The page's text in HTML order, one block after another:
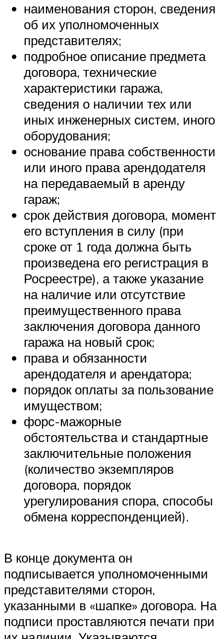
наименования сторон, сведения
об их уполномоченных
представителях;
подробное описание предмета
договора, технические
характеристики гаража,
сведения о наличии тех или
иных инженерных систем, иного
оборудования;
основание права собственности
или иного права арендодателя
на передаваемый в аренду
гараж;
срок действия договора, момент
его вступления в силу (при
сроке от 1 года должна быть
произведена его регистрация в
Росреестре), а также указание
на наличие или отсутствие
преимущественного права
заключения договора данного
гаража на новый срок;
права и обязанности
арендодателя и арендатора;
порядок оплаты за пользование
имуществом;
форс-мажорные
обстоятельства и стандартные
заключительные положения
(количество экземпляров
договора, порядок
урегулирования спора, способы
обмена корреспонденцией).
В конце документа он
подписывается уполномоченными
представителями сторон,
указанными в «шапке» договора. На
подписи проставляются печати при